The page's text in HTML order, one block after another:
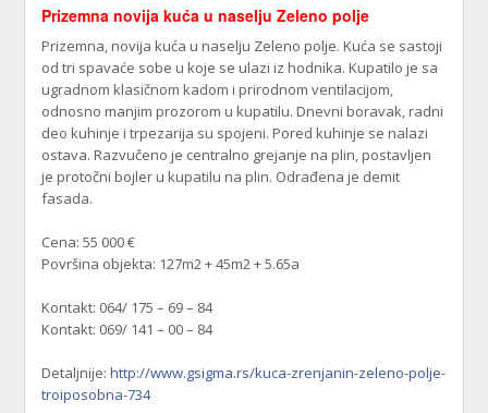
Prizemna novija kuća u naselju Zeleno polje
Prizemna, novija kuća u naselju Zeleno polje. Kuća se sastoji
od tri spavaće sobe u koje se ulazi iz hodnika. Kupatilo je sa
ugradnom klasičnom kadom i prirodnom ventilacijom,
odnosno manjim prozorom u kupatilu. Dnevni boravak, radni
deo kuhinje i trpezarija su spojeni. Pored kuhinje se nalazi
ostava. Razvučeno je centralno grejanje na plin, postavljen
je protočni bojler u kupatilu na plin. Odrađena je demit
fasada.
Cena: 55 000 €
Površina objekta: 127m2 + 45m2 + 5.65a
Kontakt: 064/ 175 – 69 – 84
Kontakt: 069/ 141 – 00 – 84
Detaljnije:http://www.gsigma.rs/kuca-zrenjanin-zeleno-polje-
troiposobna-734